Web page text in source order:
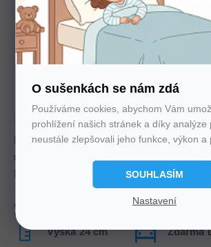
O sušenkách se nám zdá
Používáme cookies, abychom Vám
prohlížení našich stránek a díky analýze
neustále zlepšovali jeho funkce, výkon a
SOUHLASÍM
Nastavení
Autorizovaný prodejce všech
Komfortní taštičková matrace s VISCO
nosnost až 150 kg, výšku 24 cm a
Ideální volba pro zdravou oporu těla a klidný
Nosnost
24 cm
Výška
Zdarma